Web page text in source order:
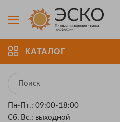
КАТАЛОГ
Пн-Пт.: 09:00-18:00
Сб, Вс.: выходной